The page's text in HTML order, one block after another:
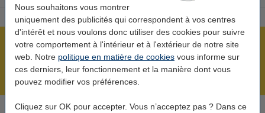
Nous souhaitons vous montrer
uniquement des publicités qui correspondent à vos centres
d'intérêt et nous voulons donc utiliser des cookies pour suivre
votre comportement à l'intérieur et à l'extérieur de notre site
web. Notre politique en matière de cookies vous informe sur
ces derniers, leur fonctionnement et la manière dont vous
pouvez modifier vos préférences.
Cliquez sur OK pour accepter. Vous n’acceptez pas ? Dans ce
Plus de 5 millions de clients !
Commandé avant 22h00, livré demain !
Meilleur prix garanti !